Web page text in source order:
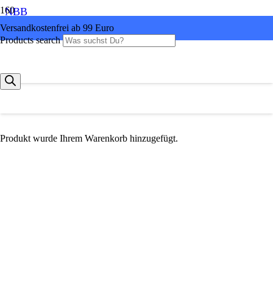
Versandkostenfrei ab 99 Euro
Products search
Produkt wurde Ihrem Warenkorb hinzugefügt.
NBB